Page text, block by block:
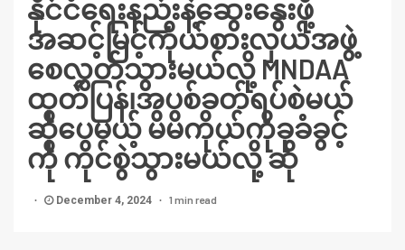
နိုင်ငံရေးနည်းနဲ့ဆွေးနွေးဖို့
အဆင့်မြင့်ကိုယ်စားလှယ်အဖွဲ့
စေလွှတ်သွားမယ်လို့ MNDAA
ထုတ်ပြန်၊အပစ်ခတ်ရပ်စဲမယ်
ဆိုပေမယ့် မိမိကိုယ်ကိုခုခံခွင့်
ကို ကိုင်စွဲသွားမယ်လို့ ဆို
December 4, 2024 1 min read